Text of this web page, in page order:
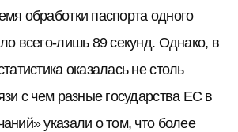
обработки паспорта одного
всего-лишь 89 секунд. Однако, в
оказалась не столь
с чем разные государства ЕС в
указали о том, что более